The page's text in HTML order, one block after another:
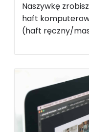
Naszywkę
haft
(haft ręczny/